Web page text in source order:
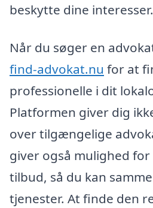
beskytte dine interesser.
Når du søger en
find-advokat.nu for at
professionelle i dit
Platformen giver dig
over tilgængelige
giver også mulighed
tilbud, så du kan
tjenester. At finde den